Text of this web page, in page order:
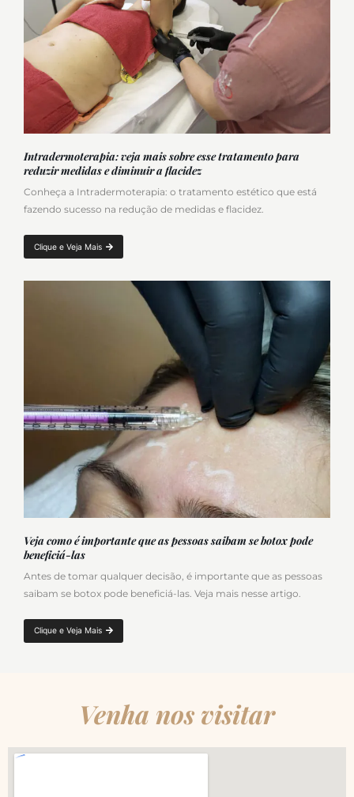
Intradermoterapia: veja mais sobre esse tratamento para
reduzir medidas e diminuir a flacidez
Conheça a Intradermoterapia: o tratamento estético que está
fazendo sucesso na redução de medidas e flacidez.
Clique e Veja Mais
Veja como é importante que as pessoas saibam se botox pode
beneficiá-las
Antes de tomar qualquer decisão, é importante que as pessoas
saibam se botox pode beneficiá-las. Veja mais nesse artigo.
Clique e Veja Mais
Venha nos visitar